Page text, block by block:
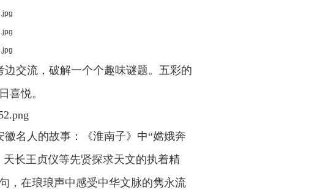
交流，破解一个个趣味谜题。五彩的
喜悦。
名人的故事：《淮南子》中“嫦娥奔
长王贞仪等先贤探求天文的执着精
，在琅琅声中感受中华文脉的隽永流